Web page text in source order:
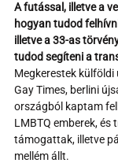
A futással, illetve a
hogyan tudod
illetve a 33-as
tudod segíteni a
Megkerestek külföldi
Gay Times, berlini
országból kaptam
LMBTQ emberek, és
támogattak, illetve
mellém állt.